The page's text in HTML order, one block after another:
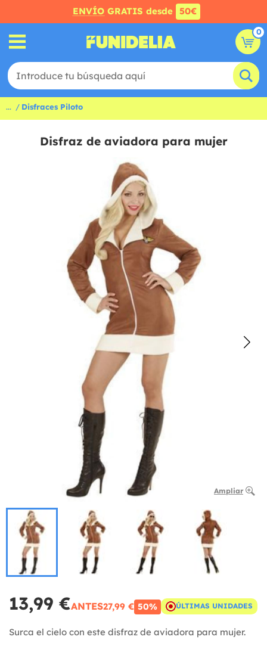
ENVÍO GRATIS desde 50€
0
... Disfraces Piloto
Disfraz de aviadora para mujer
Ampliar
13,99 €ANTES27,99 € 50% ÚLTIMAS UNIDADES
Surca el cielo con este disfraz de aviadora para mujer.